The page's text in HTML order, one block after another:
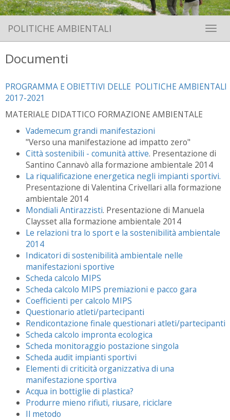
POLITICHE AMBIENTALI
Documenti
PROGRAMMA E OBIETTIVI DELLE POLITICHE AMBIENTALI
2017-2021
MATERIALE DIDATTICO FORMAZIONE AMBIENTALE
Vademecum grandi manifestazioni
"Verso una manifestazione ad impatto zero"
Città sostenibili - comunità attive. Presentazione di
Santino Cannavò alla formazione ambientale 2014
La riqualificazione energetica negli impianti sportivi.
Presentazione di Valentina Crivellari alla formazione
ambientale 2014
Mondiali Antirazzisti. Presentazione di Manuela
Claysset alla formazione ambientale 2014
Le relazioni tra lo sport e la sostenibilità ambientale
2014
Indicatori di sostenibilità ambientale nelle
manifestazioni sportive
Scheda calcolo MIPS
Scheda calcolo MIPS premiazioni e pacco gara
Coefficienti per calcolo MIPS
Questionario atleti/partecipanti
Rendicontazione finale questionari atleti/partecipanti
Scheda calcolo impronta ecologica
Scheda monitoraggio postazione singola
Scheda audit impianti sportivi
Elementi di criticità organizzativa di una
manifestazione sportiva
Acqua in bottiglie di plastica?
Produrre mieno rifiuti, riusare, riciclare
Il metodo